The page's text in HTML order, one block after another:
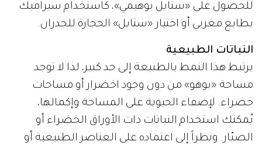
للحصول على «ستايل بوهيمي»، كاستخدام سيراميك
بطابع مغربي أو اختيار «ستايل» الحجارة للجدران.
النباتات الطبيعية
يرتبط هذا النمط بالطبيعة إلى حد كبير، لذا لا توجد
مساحة «بوهو» من دون وجود اخضرار أو مساحات
خضراء. لإضفاء الحيوية على المساحة وإكمالها،
يُمكنك استخدام النباتات ذات الأوراق الخضراء أو
الصبّار. ونظراً إلى اعتماده على العناصر الطبيعية أو